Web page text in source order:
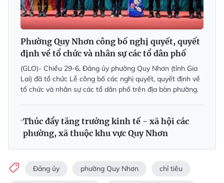
Phường Quy Nhơn công bố nghị quyết, quyết
định về tổ chức và nhân sự các tổ dân phố
(GLO)- Chiều 29-6, Đảng ủy phường Quy Nhơn (tỉnh Gia
Lai) đã tổ chức Lễ công bố các nghị quyết, quyết định về
tổ chức và nhân sự các tổ dân phố trên địa bàn phường.
Thúc đẩy tăng trưởng kinh tế - xã hội các
phường, xã thuộc khu vực Quy Nhơn
Đảng ủy phường Quy Nhơn chỉ tiêu